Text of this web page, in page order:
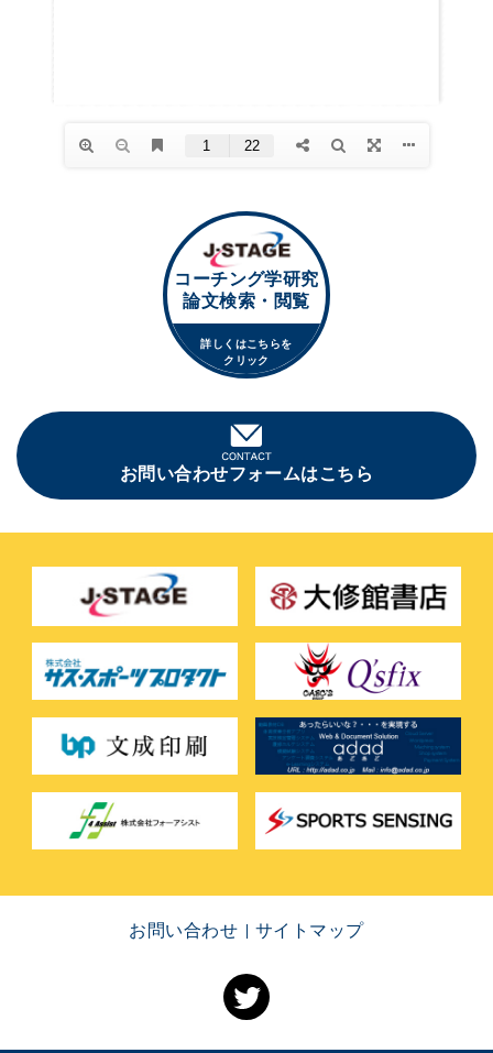
コーチング学研究
論文検索・閲覧
詳しくはこちらを
クリック
お問い合わせフォームはこちら
お問い合わせ サイトマップ